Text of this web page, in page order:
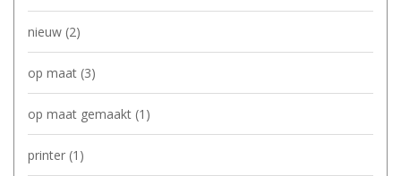
nieuw (2)
op maat (3)
op maat gemaakt (1)
printer (1)